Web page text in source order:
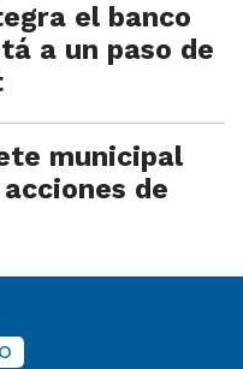
el banco
a un paso de
municipal
de